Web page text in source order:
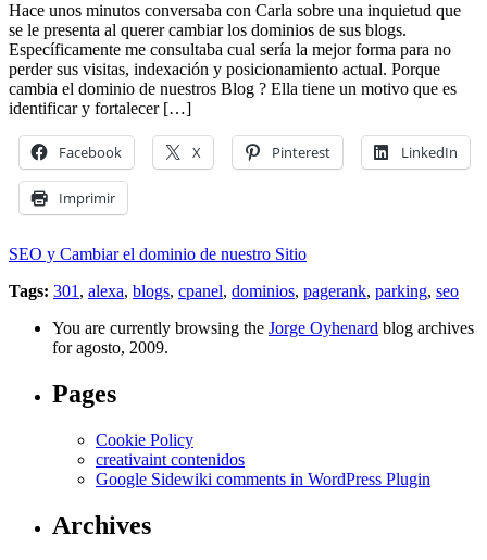
Hace unos minutos conversaba con Carla sobre una inquietud que
se le presenta al querer cambiar los dominios de sus blogs.
Específicamente me consultaba cual sería la mejor forma para no
perder sus visitas, indexación y posicionamiento actual. Porque
cambia el dominio de nuestros Blog ? Ella tiene un motivo que es
identificar y fortalecer […]
Facebook X Pinterest LinkedIn
Imprimir
SEO y Cambiar el dominio de nuestro Sitio
Tags: 301 , alexa, blogs, cpanel, dominios, pagerank, parking, seo
You are currently browsing the Jorge Oyhenard blog archives
for agosto, 2009.
Pages
Cookie Policy
creativaint contenidos
Google Sidewiki comments in WordPress Plugin
Archives